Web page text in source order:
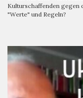
Kulturschaffenden gegen
"Werte" und Regeln?